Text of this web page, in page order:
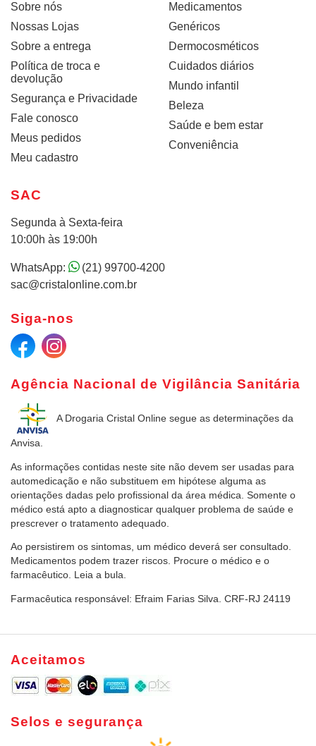
Sobre nós
Nossas Lojas
Sobre a entrega
Política de troca e
devolução
Segurança e Privacidade
Fale conosco
Meus pedidos
Meu cadastro
Medicamentos
Genéricos
Dermocosméticos
Cuidados diários
Mundo infantil
Beleza
Saúde e bem estar
Conveniência
Agência Nacional de Vigilância Sanitária
A Drogaria Cristal Online segue as determinações da
Anvisa.
As informações contidas neste site não devem ser usadas para
automedicação e não substituem em hipótese alguma as
orientações dadas pelo profissional da área médica. Somente o
médico está apto a diagnosticar qualquer problema de saúde e
prescrever o tratamento adequado.
Ao persistirem os sintomas, um médico deverá ser consultado.
Medicamentos podem trazer riscos. Procure o médico e o
farmacêutico. Leia a bula.
Farmacêutica responsável: Efraim Farias Silva. CRF-RJ 24119
SAC
Segunda à Sexta-feira
10:00h às 19:00h
WhatsApp:
(21) 99700-4200
sac@cristalonline.com.br
Siga-nos
Aceitamos
Selos e segurança